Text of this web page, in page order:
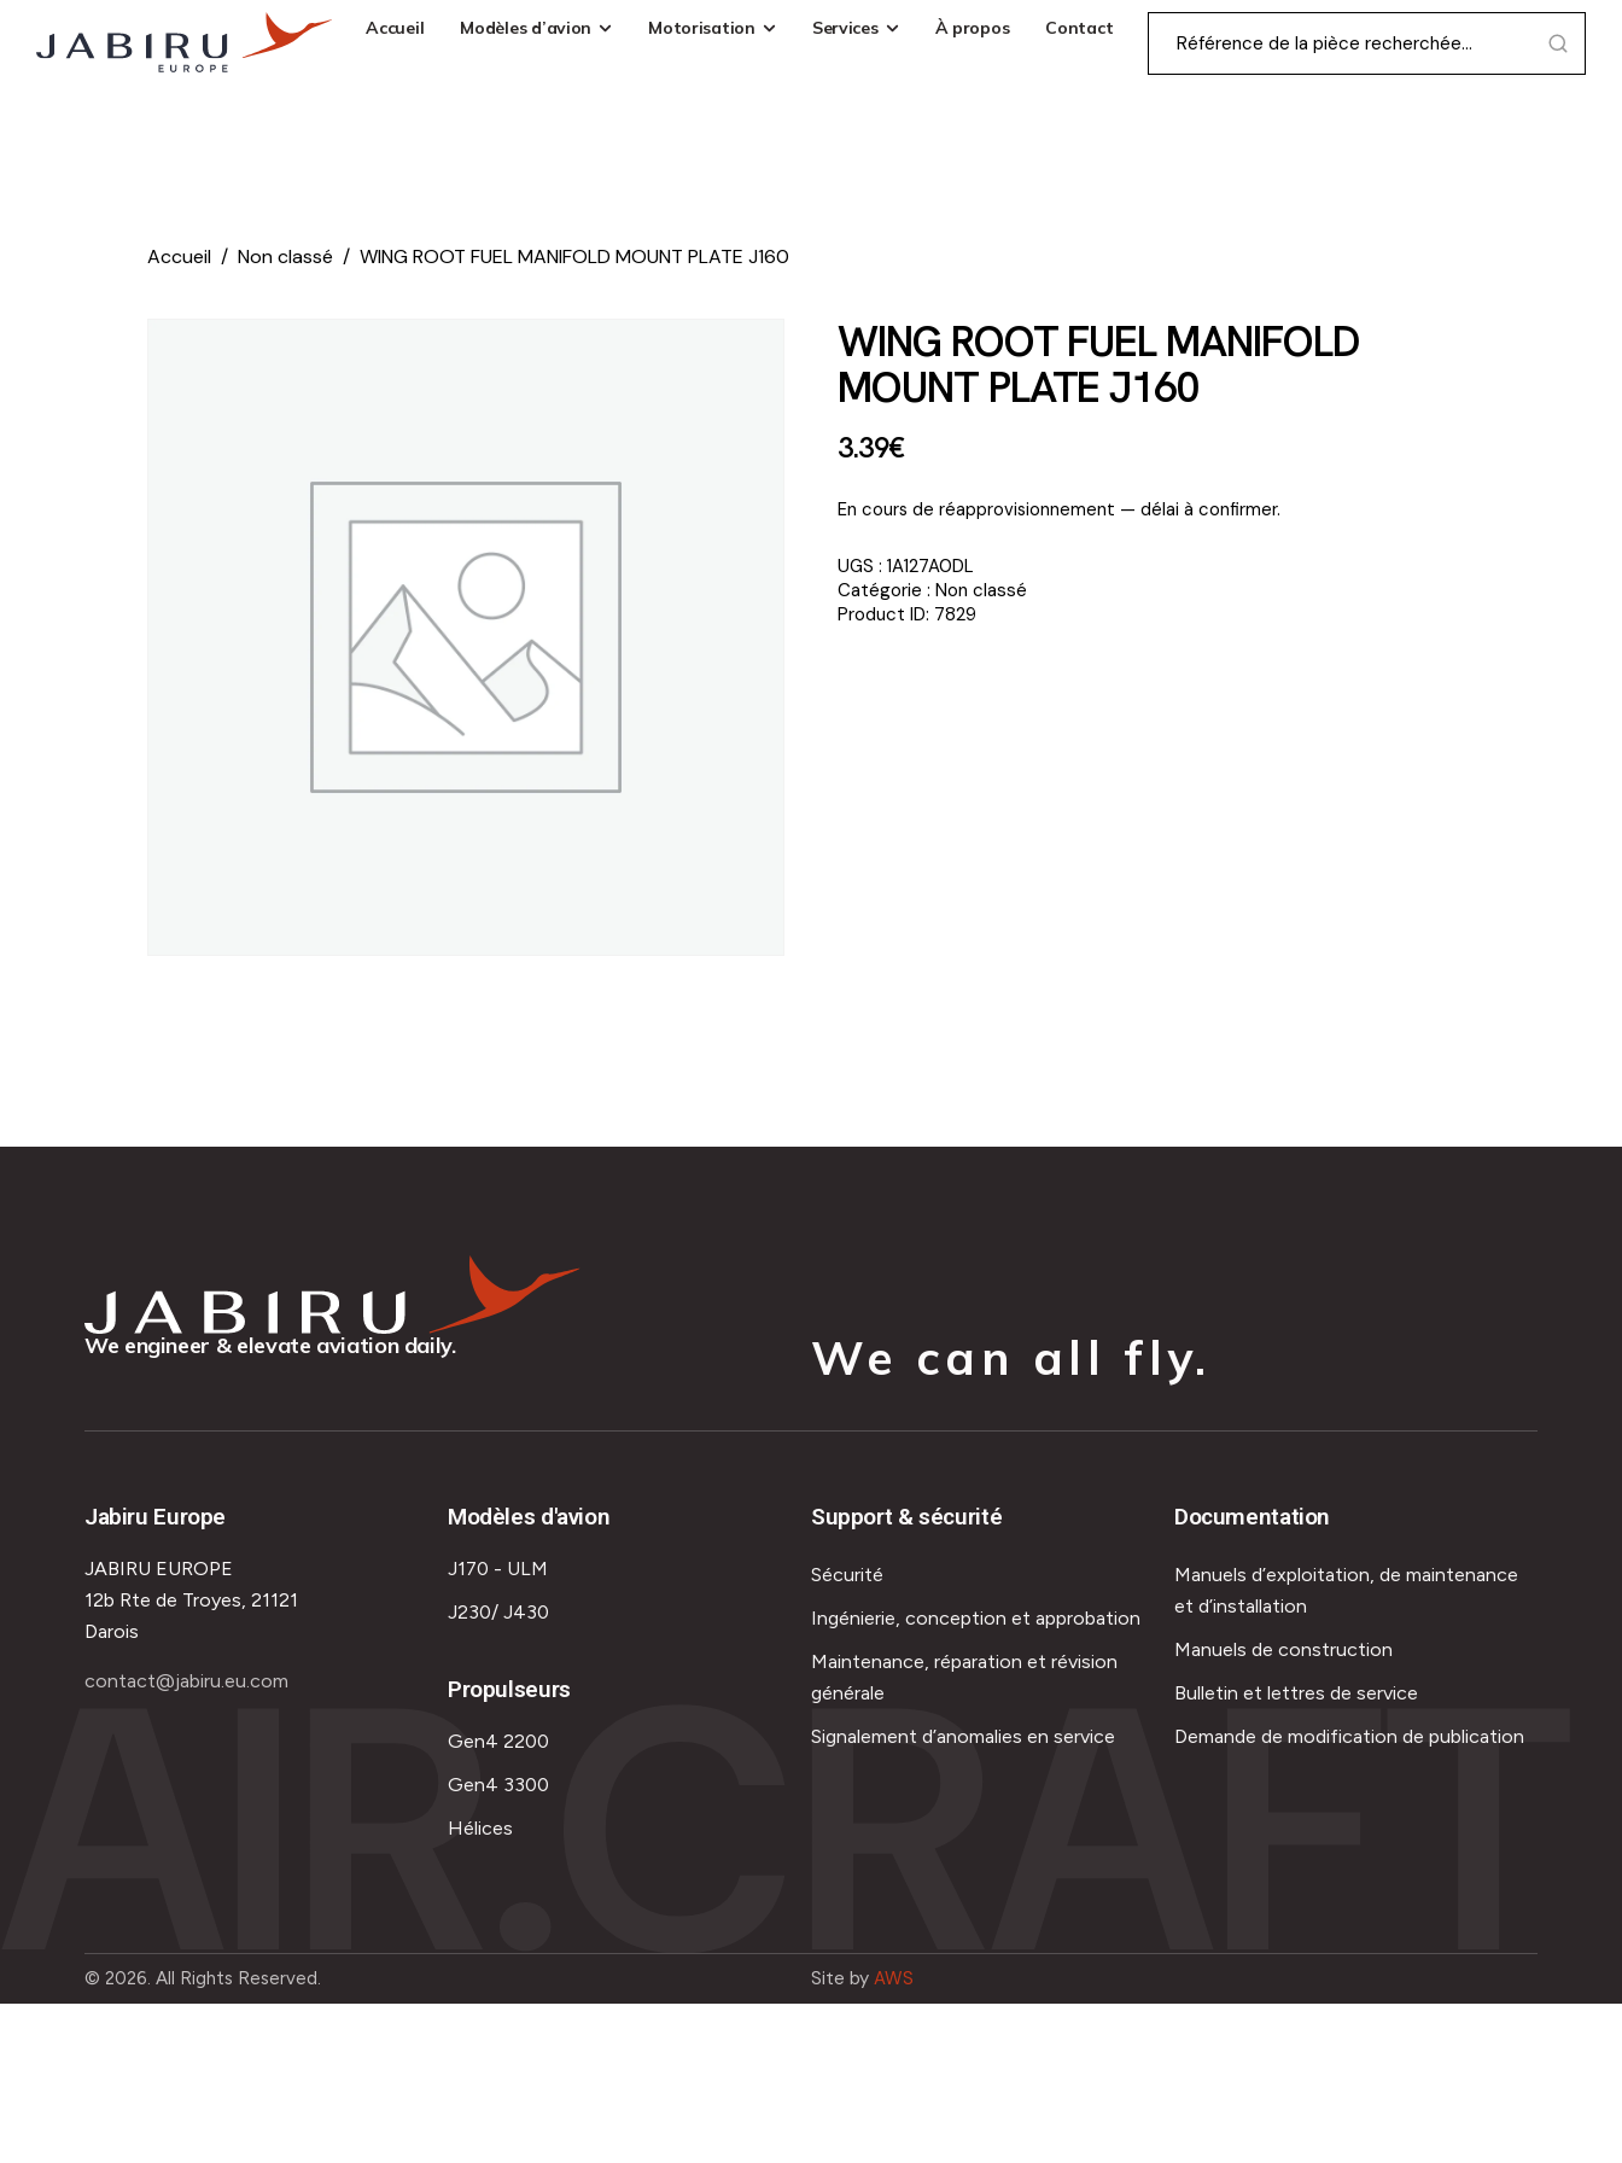
Accueil Modèles d’avion Motorisation Services À propos Contact
Accueil Non classé WING ROOT FUEL MANIFOLD MOUNT PLATE J160
WING ROOT FUEL MANIFOLD
MOUNT PLATE J160
3.39€
En cours de réapprovisionnement — délai à confirmer.
UGS : 1A127A0DL
Catégorie : Non classé
Product ID: 7829
We engineer & elevate aviation daily. We can all fly.
Jabiru Europe
JABIRU EUROPE
12b Rte de Troyes, 21121
Darois
contact@jabiru.eu.com
Modèles d'avion
J170 - ULM
J230/ J430
Propulseurs
Gen4 2200
Gen4 3300
Hélices
Support & sécurité
Sécurité
Ingénierie, conception et approbation
Maintenance, réparation et révision
générale
Signalement d’anomalies en service
Documentation
Manuels d’exploitation, de maintenance
et d’installation
Manuels de construction
Bulletin et lettres de service
Demande de modification de publication
AIR.CRAFT
© 2026. All Rights Reserved. Site by AWS